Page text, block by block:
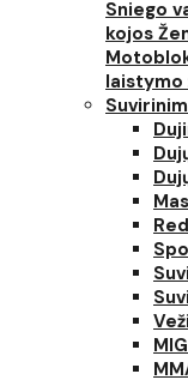
Sniego
kojos
laistymo